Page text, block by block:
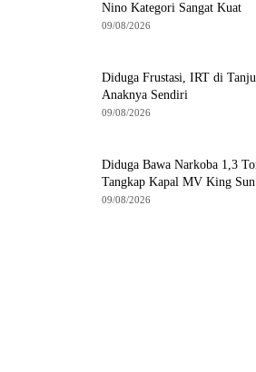
Nino Kategori Sangat Kuat
09/08/2026
Diduga Frustasi, IRT di
Anaknya Sendiri
09/08/2026
Diduga Bawa Narkoba 1,3
Tangkap Kapal MV King Sun
09/08/2026